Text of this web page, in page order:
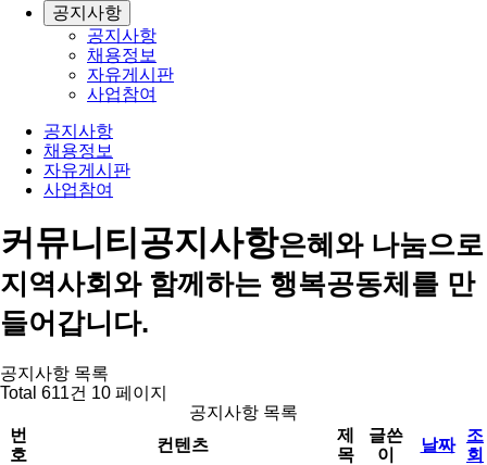
공지사항
공지사항
채용정보
자유게시판
사업참여
공지사항
채용정보
자유게시판
사업참여
커뮤니티공지사항은혜와 나눔으로
지역사회와 함께하는 행복공동체를 만
들어갑니다.
공지사항 목록
Total 611건 10 페이지
공지사항 목록
번
호
컨텐츠
제
목
글쓴
이
날짜
조
회